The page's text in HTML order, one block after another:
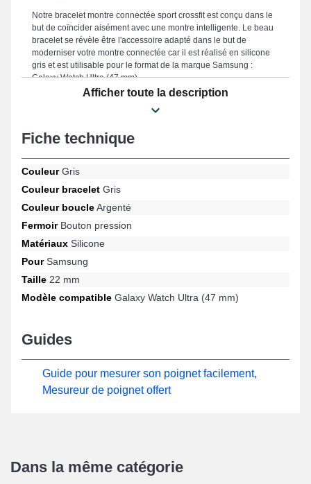
Notre bracelet montre connectée sport crossfit est conçu dans le
but de coïncider aisément avec une montre intelligente. Le beau
bracelet se révèle être l'accessoire adapté dans le but de
moderniser votre montre connectée car il est réalisé en silicone
gris et est utilisable pour le format de la marque Samsung :
Galaxy Watch Ultra (47 mm).
Le bracelet de montre 22mm est muni d'un fermoir bouton
pression d'aspect argenté haut de gamme qui sert afin d'assurer
compagnon parfait pour toutes les morphologies garantissant
compromis idéal dans le but de rénover un accessoire usagé ou
endommagé, avec l'avantage d'offrir une résistance supérieure
de montre connectée procure un design casual et futuriste de
votre garde-temps. Ce bracelet associe élégance et ergonomie
grâce à son fermoir bouton pression résistante, et son
(47 mm) de la marque Samsung. Au moyen de son esthétisme, ce
bracelet en silicone Samsung se connecte harmonieusement au
confort optimal.
Afficher toute la description
Fiche technique
CouleurGris
Couleur bracelet Gris
Couleur boucleArgenté
FermoirBouton pression
Matériaux Silicone
PourSamsung
Taille 22 mm
Modèle compatible Galaxy Watch Ultra (47 mm)
Guides
Guide pour mesurer son poignet facilement,
Mesureur de poignet offert
Dans la même catégorie